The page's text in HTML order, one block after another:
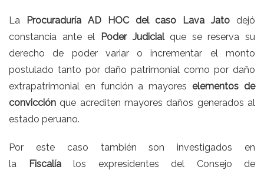
La Procuraduría AD HOC del caso Lava Jato dejó
constancia ante el
Poder Judicialque se reserva su
derecho de poder variar o incrementar el monto
postulado tanto por daño patrimonial como por daño
extrapatrimonial en función a mayores elementos de
convicción que acrediten mayores daños generados al
estado peruano.
Por este caso también son investigados en
la
Fiscalía los expresidentes del Consejo de